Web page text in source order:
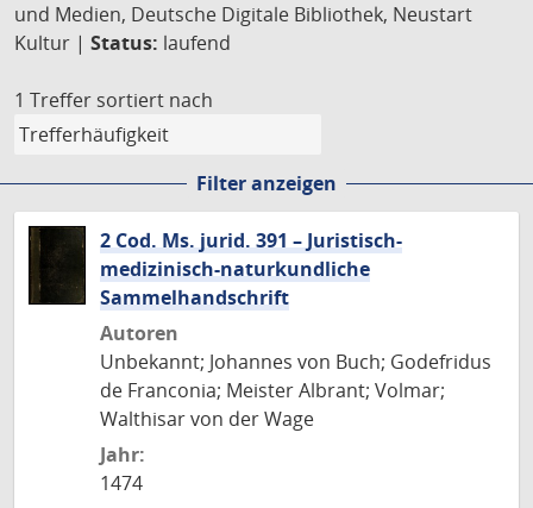
und Medien, Deutsche Digitale Bibliothek, Neustart
Kultur | Status: laufend
1 Treffer sortiert nach
Filter anzeigen
2 Cod. Ms. jurid. 391 – Juristisch-
medizinisch-naturkundliche
Sammelhandschrift
Autoren
Unbekannt; Johannes von Buch; Godefridus
de Franconia; Meister Albrant; Volmar;
Walthisar von der Wage
Jahr:
1474